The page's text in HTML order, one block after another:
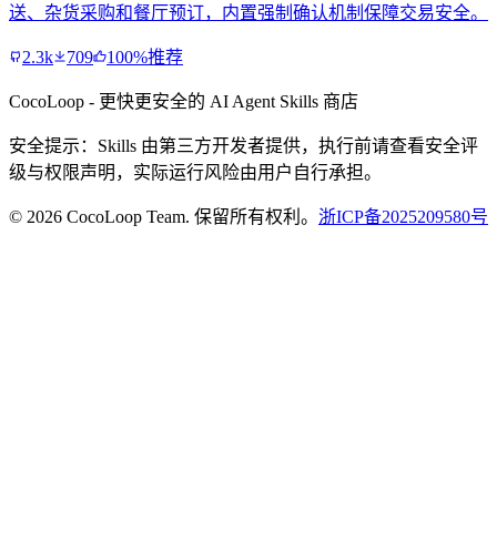
送、杂货采购和餐厅预订，内置强制确认机制保障交易安全。
2.3k 709 100%推荐
CocoLoop - 更快更安全的 AI Agent Skills 商店
安全提示：Skills 由第三方开发者提供，执行前请查看安全评
级与权限声明，实际运行风险由用户自行承担。
© 2026 CocoLoop Team. 保留所有权利。 浙ICP备2025209580号